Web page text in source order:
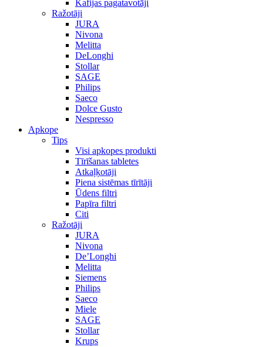
Kafijas pagatavotāji
Ražotāji
JURA
Nivona
Melitta
DeLonghi
Stollar
SAGE
Philips
Saeco
Dolce Gusto
Nespresso
Apkope
Tips
Visi apkopes produkti
Tīrīšanas tabletes
Atkaļķotāji
Piena sistēmas tīrītāji
Ūdens filtri
Papīra filtri
Citi
Ražotāji
JURA
Nivona
De’Longhi
Melitta
Siemens
Philips
Saeco
Miele
SAGE
Stollar
Krups